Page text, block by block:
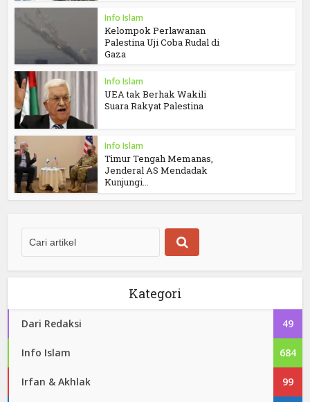
Info Islam
Kelompok Perlawanan
Palestina Uji Coba Rudal di
Gaza
Info Islam
UEA tak Berhak Wakili
Suara Rakyat Palestina
Info Islam
Timur Tengah Memanas,
Jenderal AS Mendadak
Kunjungi...
Kategori
Dari Redaksi 49
Info Islam 684
Irfan & Akhlak 99